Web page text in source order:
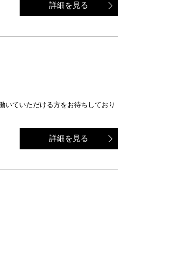
詳細を見る
いていただける方をお待ちしており
詳細を見る